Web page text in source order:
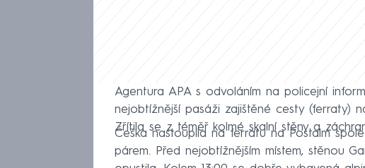
Agentura APA s odvoláním na policejní
nejobtížnější pasáži zajištěné cesty (ferraty)
Zřítila se z téměř kolmé skalní stěny a
Češka nastoupila na ferratu na Postalm
párem. Před nejobtížnějším místem, stěnou